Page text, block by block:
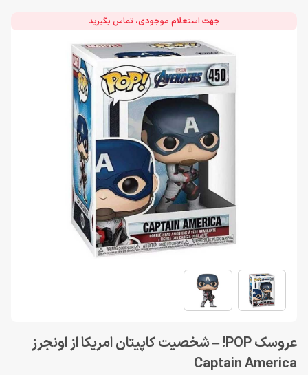
جهت استعلام موجودی، تماس بگیرید
عروسک POP! – شخصیت کاپیتان امریکا از اونجرز
Captain America